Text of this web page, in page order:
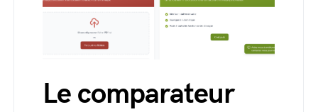
Le comparateur